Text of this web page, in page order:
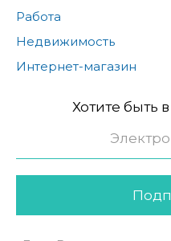
Работа
Недвижимость
Интернет-магазин
Хотите быть